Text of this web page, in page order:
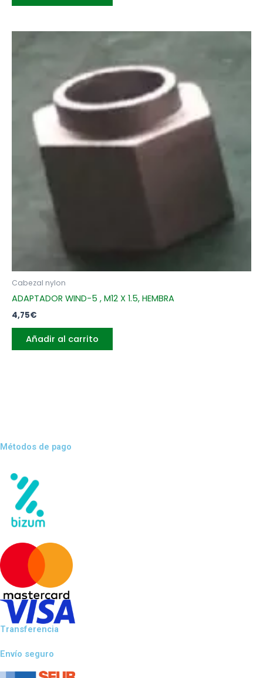
Cabezal nylon
ADAPTADOR WIND-5 , M12 X 1.5, HEMBRA
4,75€
Añadir al carrito
Métodos de pago
Transferencia
Envío seguro